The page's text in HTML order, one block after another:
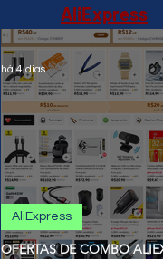
AliExpress
OFERTAS DE COMBO
AliExpress
há 4 dias